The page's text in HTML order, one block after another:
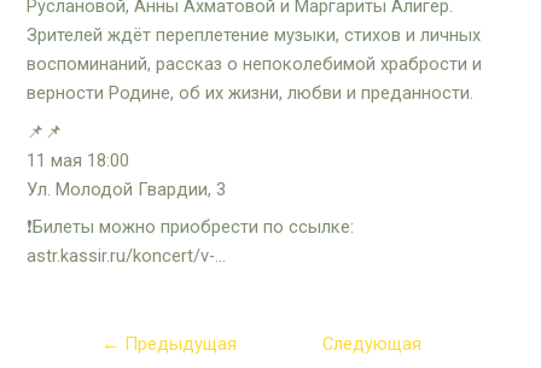
Руслановой, Анны Ахматовой и Маргариты Алигер.
Зрителей ждёт переплетение музыки, стихов и личных
воспоминаний, рассказ о непоколебимой храбрости и
верности Родине, об их жизни, любви и преданности.
📌📌
11 мая 18:00
Ул. Молодой Гвардии, 3
❗️Билеты можно приобрести по ссылке:
astr.kassir.ru/koncert/v-…
← Предыдущая
Следующая